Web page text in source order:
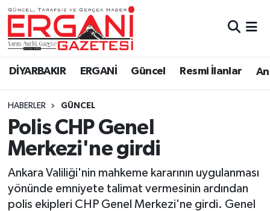
DİYARBAKIR ERGANİ Güncel Resmi İlanlar
HABERLER GÜNCEL
Polis CHP Genel
Merkezi'ne girdi
Ankara Valiliği'nin mahkeme kararının uygulanması
yönünde emniyete talimat vermesinin ardından
polis ekipleri CHP Genel Merkezi'ne girdi. Genel
DİYARBAKIR
BİSMİL
BAĞLAR
ERGANİ
Güncel
Eği̇ti̇m
Resmi İlanlar
Sağlık
Ergani Nöbetçi Eczaneler
Ergani Hava Durumu
Ergani Trafik Yoğunluk Haritası
Süper Lig Puan Durumu ve Fikstür
Tüm Manşetler
Son Dakika Haberleri